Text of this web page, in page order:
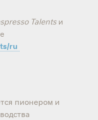
Talentsи
ru
пионером и